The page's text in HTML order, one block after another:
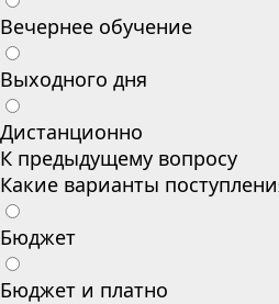
Вечернее обучение
Выходного дня
Дистанционно
К предыдущему вопросу
Какие варианты
Бюджет
Бюджет и платно